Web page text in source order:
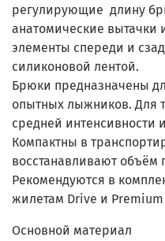
регулирующие длину
анатомические
элементы спереди и
силиконовой лентой.
Брюки предназначены
опытных лыжников. Для
средней интенсивности
Компактны в
восстанавливают объём
Рекомендуются в
жилетам Drive и Premium
Основной материал